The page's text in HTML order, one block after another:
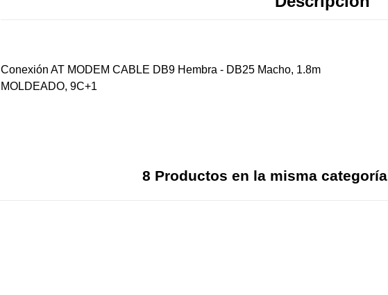
Conexión AT MODEM CABLE DB9 Hembra - DB25 Macho, 1.8m
MOLDEADO, 9C+1
8 Productos en la misma categoría